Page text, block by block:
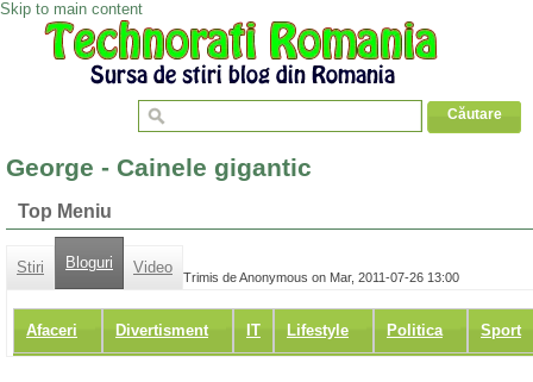
Skip to main content
George - Cainele gigantic
Top Meniu
Stiri Bloguri Video
Afaceri Divertisment IT Lifestyle Politica Sport
Trimis de Anonymous on Mar, 2011-07-26 13:00